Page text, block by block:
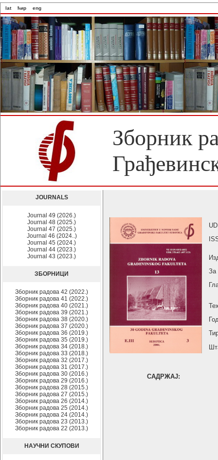
lat ћир eng
Зборник
JOURNALS
Journal 49 (2026.)
Journal 48 (2025.)
Journal 47 (2025.)
Journal 46 (2024..)
Journal 45 (2024.)
Journal 44 (2023.)
Journal 43 (2023.)
ЗБОРНИЦИ
Зборник радова 42 (2022.)
Зборник радова 41 (2022.)
Зборник радова 40 (2021.)
Зборник радова 39 (2021.)
Зборник радова 38 (2020.)
Зборник радова 37 (2020.)
Зборник радова 36 (2019.)
Зборник радова 35 (2019.)
Зборник радова 34 (2018.)
Зборник радова 33 (2018.)
Зборник радова 32 (2017.)
Зборник радова 31 (2017.)
Зборник радова 30 (2016.)
Зборник радова 29 (2016.)
Зборник радова 28 (2015.)
Зборник радова 27 (2015.)
Зборник радова 26 (2014.)
Зборник радова 25 (2014.)
Зборник радова 24 (2014.)
Зборник радова 23 (2013.)
Зборник радова 22 (2013.)
НАУЧНИ СКУПОВИ
За
САДРЖАЈ: